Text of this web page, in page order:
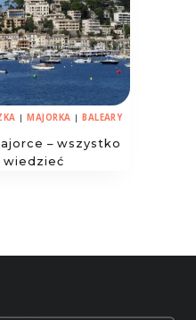
|MAJORKA |BALEARY
– wszystko
wiedzieć